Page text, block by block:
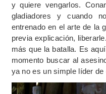
y quiere vengarlos.
gladiadores y cuando
entrenado en el arte de la
previa explicación,
más que la batalla. Es
momento buscar al
ya no es un simple líder de